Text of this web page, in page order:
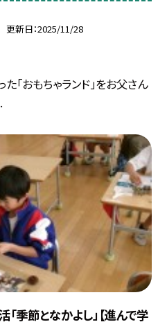
更新日 2025/11/28
「おもちゃランド」をお父さん
「季節となかよし」【進んで学